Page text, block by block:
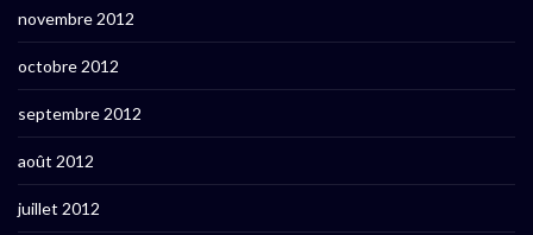
novembre 2012
octobre 2012
septembre 2012
août 2012
juillet 2012